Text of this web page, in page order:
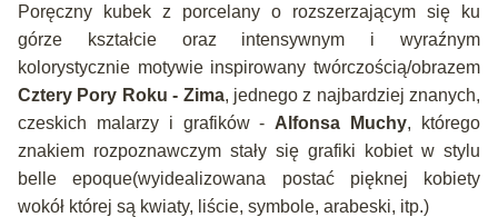
Poręczny kubek z porcelany o rozszerzającym się ku
górze kształcie oraz intensywnym i wyraźnym
kolorystycznie motywie inspirowany twórczością/obrazem
Cztery Pory Roku - Zima, jednego z najbardziej znanych,
czeskich malarzy i grafików - Alfonsa Muchy, którego
znakiem rozpoznawczym stały się grafiki kobiet w stylu
belle epoque(wyidealizowana postać pięknej kobiety
wokół której są kwiaty, liście, symbole, arabeski, itp.)